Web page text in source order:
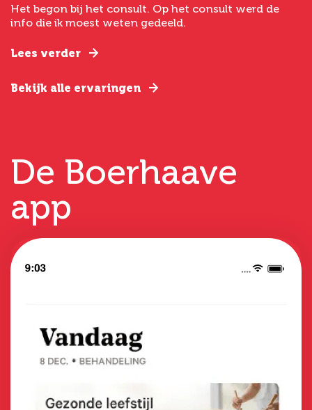
Het begon bij het consult. Op het consult werd de
info die ik moest weten gedeeld.
Lees verder
Bekijk alle ervaringen
De Boerhaave
app